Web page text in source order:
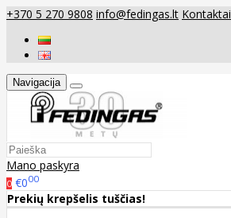
+370 5 270 9808 info@fedingas.lt Kontaktai
Navigacija
Mano paskyra
0 €000
Prekių krepšelis tuščias!